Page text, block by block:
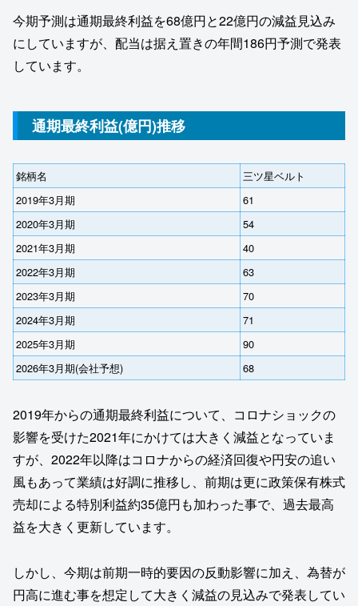
今期予測は通期最終利益を68億円と22億円の減益見込み
にしていますが、配当は据え置きの年間186円予測で発表
しています。
通期最終利益(億円)推移
銘柄名
三ツ星ベルト
2019年3月期
61
2020年3月期
54
2021年3月期
40
2022年3月期
63
2023年3月期
70
2024年3月期
71
2025年3月期
90
2026年3月期(会社予想)
68
2019年からの通期最終利益について、コロナショックの
影響を受けた2021年にかけては大きく減益となっていま
すが、2022年以降はコロナからの経済回復や円安の追い
風もあって業績は好調に推移し、前期は更に政策保有株式
売却による特別利益約35億円も加わった事で、過去最高
益を大きく更新しています。
しかし、今期は前期一時的要因の反動影響に加え、為替が
円高に進む事を想定して大きく減益の見込みで発表してい